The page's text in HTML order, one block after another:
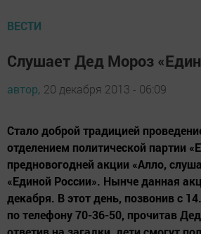
ВЕСТИ
Слушает Дед Мороз
автор, 20 декабря 2013 - 06:09
Стало доброй традицией
отделением политической партии
предновогодней акции «Алло,
«Единой России». Нынче данная
декабря. В этот день, позвонив с
по телефону 70-36-50, прочитав